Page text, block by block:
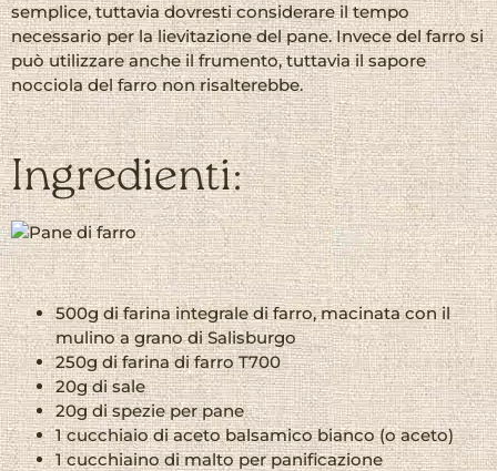
semplice, tuttavia dovresti considerare il tempo
necessario per la lievitazione del pane. Invece del farro si
può utilizzare anche il frumento, tuttavia il sapore
nocciola del farro non risalterebbe.
Ingredienti:
500g di farina integrale di farro, macinata con il
mulino a grano di Salisburgo
250g di farina di farro T700
20g di sale
20g di spezie per pane
1 cucchiaio di aceto balsamico bianco (o aceto)
1 cucchiaino di malto per panificazione